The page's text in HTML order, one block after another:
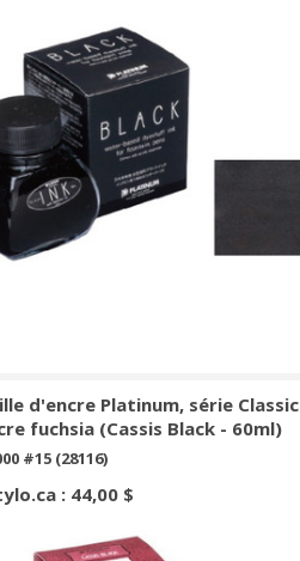
d'encre Platinum, série Classic
fuchsia (Cassis Black - 60ml)
#15 (28116)
: 44,00 $